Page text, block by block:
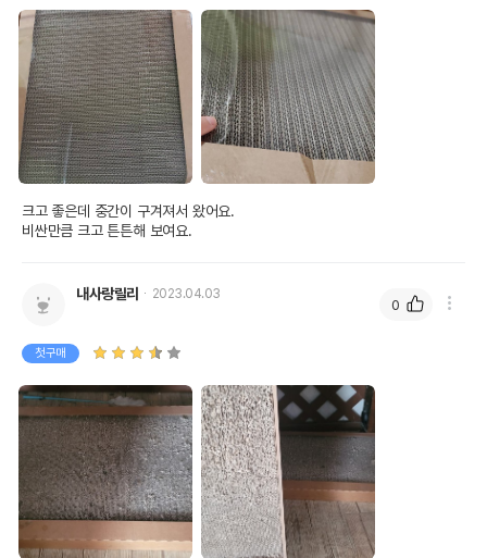
크고 좋은데 중간이 구겨져서 왔어요.
비싼만큼 크고 튼튼해 보여요.
내사랑릴리 2023.04.03
첫구매
0